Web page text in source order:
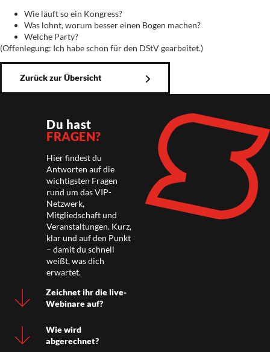
Wie läuft so ein Kongress?
Was lohnt, worum besser einen Bogen machen?
Welche Party?
(Offenlegung: Ich habe schon für den DStV gearbeitet.)
Zurück zur Übersicht
Du hast
FRAGEN?
Hier findest du
Antworten auf die
wichtigsten Fragen
rund um das VIP-
Netzwerk,
Mitgliedschaft und
Veranstaltungen. Kurz,
klar und auf den Punkt
– damit du schnell
weißt, was dich
erwartet.
Zeichnet ihr die live-
Webinare auf?
Wie wird
abgerechnet?